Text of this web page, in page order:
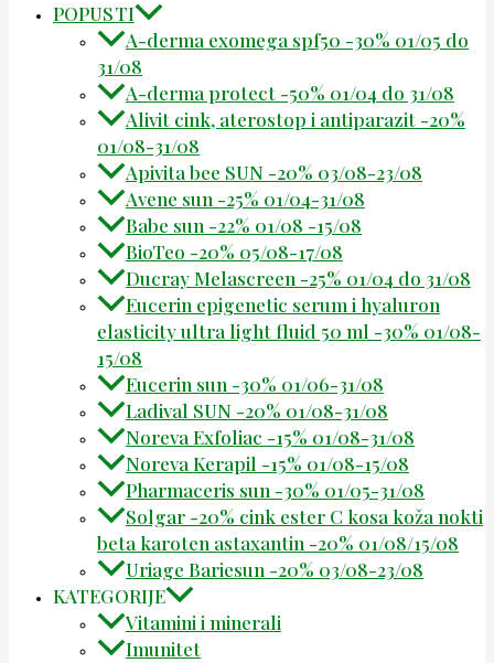
POPUSTI
A-derma exomega spf50 -30% 01/05 do
31/08
A-derma protect -50% 01/04 do 31/08
Alivit cink, aterostop i antiparazit -20%
01/08-31/08
Apivita bee SUN -20% 03/08-23/08
Avene sun -25% 01/04-31/08
Babe sun -22% 01/08 -15/08
BioTeo -20% 05/08-17/08
Ducray Melascreen -25% 01/04 do 31/08
Eucerin epigenetic serum i hyaluron
elasticity ultra light fluid 50 ml -30% 01/08-
15/08
Eucerin sun -30% 01/06-31/08
Ladival SUN -20% 01/08-31/08
Noreva Exfoliac -15% 01/08-31/08
Noreva Kerapil -15% 01/08-15/08
Pharmaceris sun -30% 01/05-31/08
Solgar -20% cink ester C kosa koža nokti
beta karoten astaxantin -20% 01/08/15/08
Uriage Bariesun -20% 03/08-23/08
KATEGORIJE
Vitamini i minerali
Imunitet